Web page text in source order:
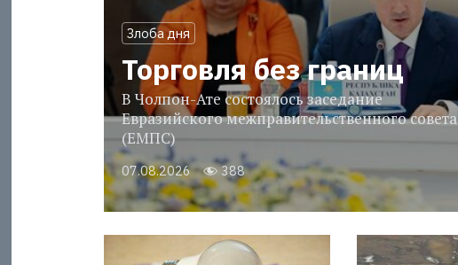
Злоба дня
Торговля без границ
В Чолпон-Ате состоялось заседание
Евразийского межправительственного совета
(ЕМПС)
07.08.2026 388